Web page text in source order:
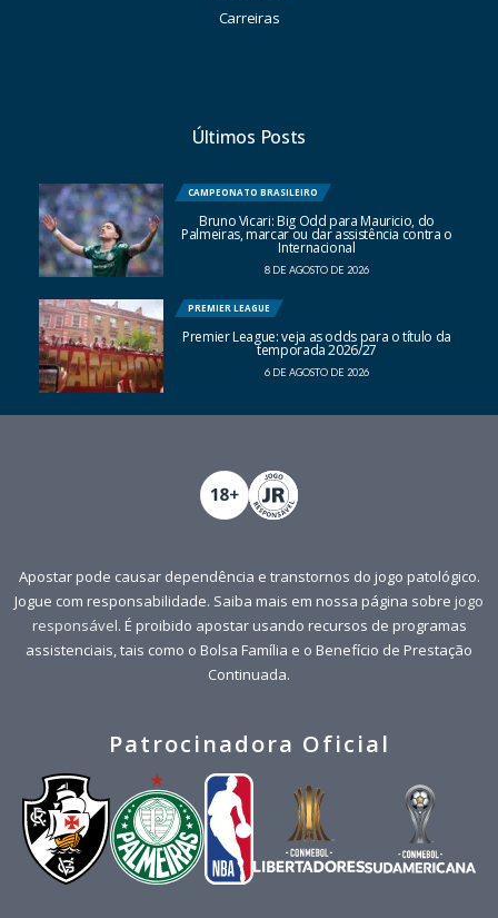
Carreiras
Últimos Posts
CAMPEONATO BRASILEIRO
Bruno Vicari: Big Odd para Mauricio, do
Palmeiras, marcar ou dar assistência contra o
Internacional
8 DE AGOSTO DE 2026
PREMIER LEAGUE
Premier League: veja as odds para o título da
temporada 2026/27
6 DE AGOSTO DE 2026
Apostar pode causar dependência e transtornos do jogo patológico.
Jogue com responsabilidade. Saiba mais em nossa página sobre jogo
responsável. É proibido apostar usando recursos de programas
assistenciais, tais como o Bolsa Família e o Benefício de Prestação
Continuada.
Patrocinadora Oficial